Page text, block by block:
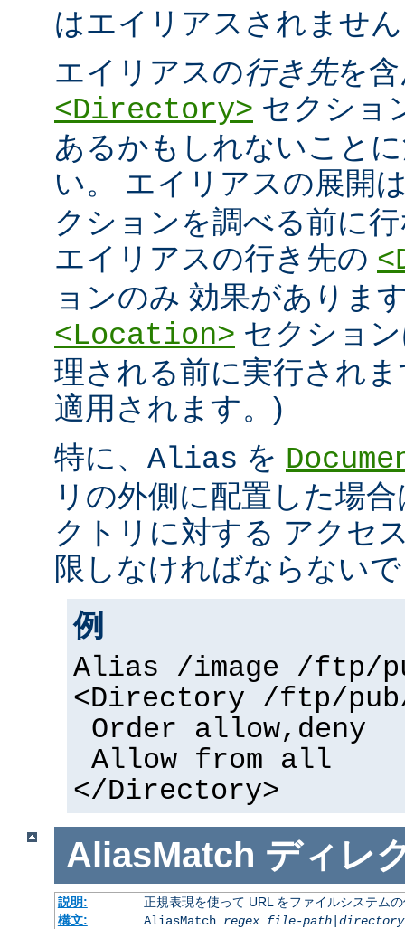
はエイリアスされませ
エイリアスの行き先を
<Directory> セクショ
あるかもしれないこと
い。 エイリアスの展開
クションを調べる前に
エイリアスの行き先の
ョンのみ 効果がありま
<Location> セクショ
理される前に実行され
適用されます。)
特に、 Alias を
リの外側に配置した場
クトリに対する アクセ
限しなければならない
例
Alias /image /ftp/
<Directory /ftp/pub/
Order allow,deny
Allow from all
</Directory>
AliasMatch ディレ
説明:
正規表現を使って URL をファイルシステム
構文:
AliasMatch regex file-path|